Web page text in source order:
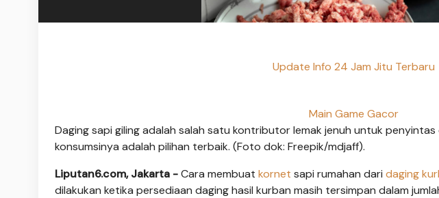
Update Info 24 Jam Jitu Terbaru
Main Game Gacor
Daging sapi giling adalah salah satu kontributor lemak jenuh untuk
konsumsinya adalah pilihan terbaik. (Foto dok: Freepik/mdjaff).
Liputan6.com, Jakarta -Cara membuat kornet sapi rumahan dari daging
dilakukan ketika persediaan daging hasil kurban masih tersimpan dalam